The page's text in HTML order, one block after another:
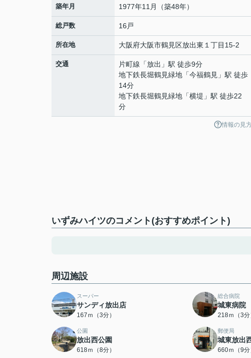
築年月 1977年11月（築48年）
総戸数 16戸
所在地 大阪府大阪市鶴見区放出東 １丁目15-2
交通 片町線 「放出 」駅 徒歩9分
地下鉄長堀鶴見緑地 「今福鶴見 」駅 徒歩
14分
地下鉄長堀鶴見緑地 「横堤 」駅 徒歩22
分
情報の見
いずみハイツのコメント(おすすめポイント)
周辺施設
スーパー
サンディ放出店
167ｍ（3分）
総合病院
城東病院
218ｍ（3分
公園
放出西公園
618ｍ（8分）
郵便局
城東放出
660ｍ（9分